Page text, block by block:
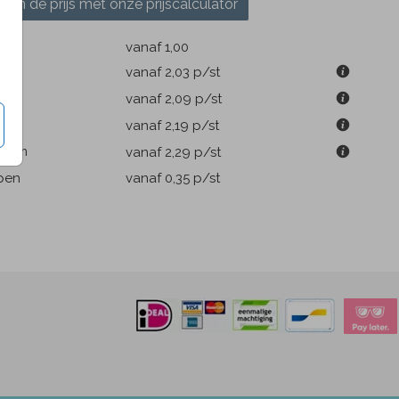
de prijs met onze prijscalculator
vanaf 1,00
vanaf 2,03 p/st
vanaf 2,09 p/st
vanaf 2,19 p/st
cm
vanaf 2,29 p/st
vanaf 0,35 p/st